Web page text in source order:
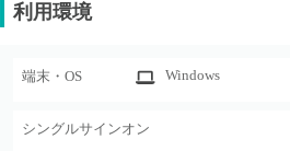
利用環境
端末・OS Windows
シングルサインオン